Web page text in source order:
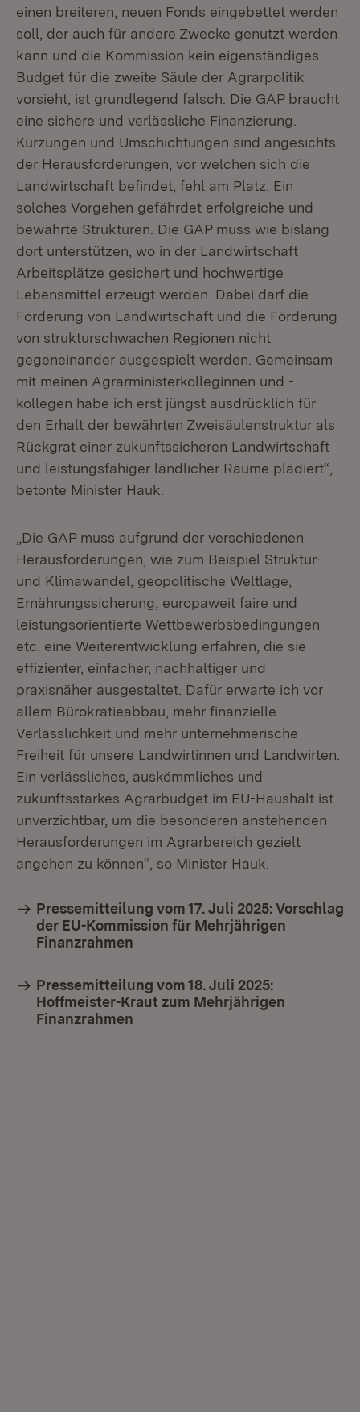
einen breiteren, neuen Fonds eingebettet werden
soll, der auch für andere Zwecke genutzt werden
kann und die Kommission kein eigenständiges
Budget für die zweite Säule der Agrarpolitik
vorsieht, ist grundlegend falsch. Die GAP braucht
eine sichere und verlässliche Finanzierung.
Kürzungen und Umschichtungen sind angesichts
der Herausforderungen, vor welchen sich die
Landwirtschaft befindet, fehl am Platz. Ein
solches Vorgehen gefährdet erfolgreiche und
bewährte Strukturen. Die GAP muss wie bislang
dort unterstützen, wo in der Landwirtschaft
Arbeitsplätze gesichert und hochwertige
Lebensmittel erzeugt werden. Dabei darf die
Förderung von Landwirtschaft und die Förderung
von strukturschwachen Regionen nicht
gegeneinander ausgespielt werden. Gemeinsam
mit meinen Agrarministerkolleginnen und -
kollegen habe ich erst jüngst ausdrücklich für
den Erhalt der bewährten Zweisäulenstruktur als
Rückgrat einer zukunftssicheren Landwirtschaft
und leistungsfähiger ländlicher Räume plädiert“,
betonte Minister Hauk.
„Die GAP muss aufgrund der verschiedenen
Herausforderungen, wie zum Beispiel Struktur-
und Klimawandel, geopolitische Weltlage,
Ernährungssicherung, europaweit faire und
leistungsorientierte Wettbewerbsbedingungen
etc. eine Weiterentwicklung erfahren, die sie
effizienter, einfacher, nachhaltiger und
praxisnäher ausgestaltet. Dafür erwarte ich vor
allem Bürokratieabbau, mehr finanzielle
Verlässlichkeit und mehr unternehmerische
Freiheit für unsere Landwirtinnen und Landwirten.
Ein verlässliches, auskömmliches und
zukunftsstarkes Agrarbudget im EU-Haushalt ist
unverzichtbar, um die besonderen anstehenden
Herausforderungen im Agrarbereich gezielt
angehen zu können“, so Minister Hauk.
Pressemitteilung vom 17. Juli 2025: Vorschlag
der EU-Kommission für Mehrjährigen
Finanzrahmen
Pressemitteilung vom 18. Juli 2025:
Hoffmeister-Kraut zum Mehrjährigen
Finanzrahmen